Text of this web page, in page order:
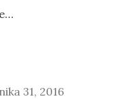
31, 2016